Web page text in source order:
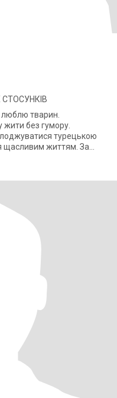
тварин.
жити без гумору.
турецькою
щасливим життям. За